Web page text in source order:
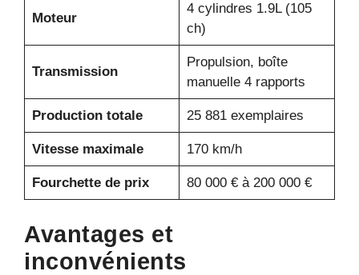
Moteur
4 cylindres 1.9L (105
ch)
Transmission
Propulsion, boîte
manuelle 4 rapports
Production totale 25 881 exemplaires
Vitesse maximale 170 km/h
Fourchette de prix 80 000 € à 200 000 €
Avantages et
inconvénients